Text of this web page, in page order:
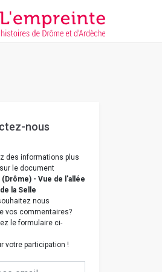
[doc] => B263626101_CP640 )
if you want the default styling
nous
des informations plus
le document
(Drôme) - Vue de l'allée
la Selle
nous
vos commentaires?
le formulaire ci-
votre participation !